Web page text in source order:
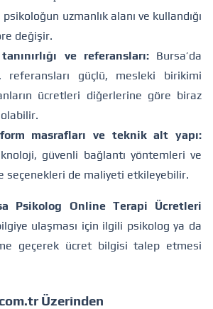
uzmanlık alanı ve kullandığı
değişir.
ve referansları:Bursa’da
referansları güçlü, mesleki birikimi
ücretleri diğerlerine göre biraz
masrafları ve teknik alt yapı:
güvenli bağlantı yöntemleri ve
seçenekleri de maliyeti etkileyebilir.
Psikolog Online Terapi Ücretleri
ulaşması için ilgili psikolog ya da
geçerek ücret bilgisi talep etmesi
Üzerinden